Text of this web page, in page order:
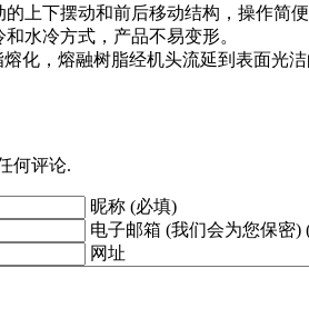
的上下摆动和前后移动结构，操作简
水冷方式，产品不易变形。
化，熔融树脂经机头流延到表面光
何评论.
昵称 (必填)
电子邮箱 (我们会为您保密)
网址